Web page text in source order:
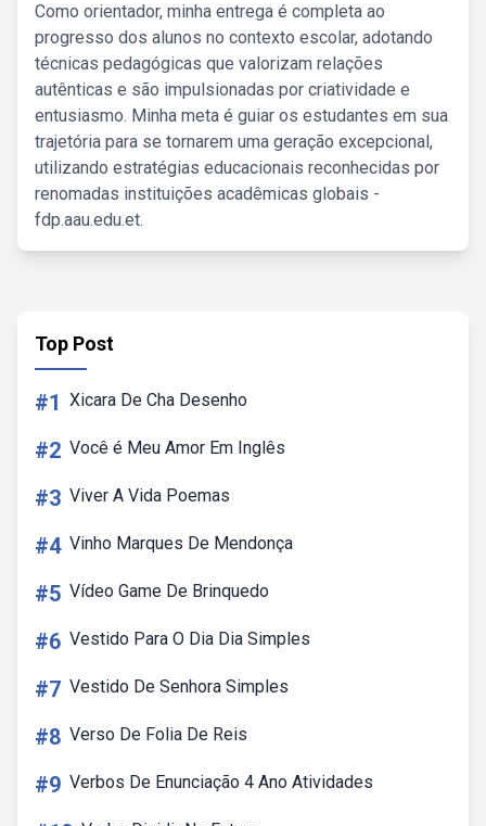
Como orientador, minha entrega é completa ao
progresso dos alunos no contexto escolar, adotando
técnicas pedagógicas que valorizam relações
autênticas e são impulsionadas por criatividade e
entusiasmo. Minha meta é guiar os estudantes em sua
trajetória para se tornarem uma geração excepcional,
utilizando estratégias educacionais reconhecidas por
renomadas instituições acadêmicas globais -
fdp.aau.edu.et.
Top Post
#1 Xicara De Cha Desenho
#2 Você é Meu Amor Em Inglês
#3 Viver A Vida Poemas
#4 Vinho Marques De Mendonça
#5 Vídeo Game De Brinquedo
#6 Vestido Para O Dia Dia Simples
#7 Vestido De Senhora Simples
#8 Verso De Folia De Reis
#9 Verbos De Enunciação 4 Ano Atividades